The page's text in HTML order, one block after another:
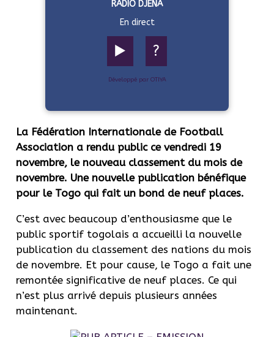
RADIO DJENA
En direct
▶️ ?
Développé par OTIYA
La Fédération Internationale de Football
Association a rendu public ce vendredi 19
novembre, le nouveau classement du mois de
novembre. Une nouvelle publication bénéfique
pour le Togo qui fait un bond de neuf places.
C’est avec beaucoup d’enthousiasme que le
public sportif togolais a accueilli la nouvelle
publication du classement des nations du mois
de novembre. Et pour cause, le Togo a fait une
remontée significative de neuf places. Ce qui
n’est plus arrivé depuis plusieurs années
maintenant.